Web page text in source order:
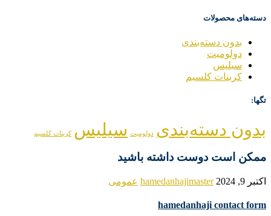
دسته‌های محصولات
بدون دسته‌بندی
دولومیت
سیلیس
کربنات کلسیم
تگها:
بدون دسته‌بندی دولومیت سیلیس کربنات کلسیم
ممکن است دوست داشته باشید
اکتبر 9, 2024 hamedanhajimaster عمومی
hamedanhaji contact form